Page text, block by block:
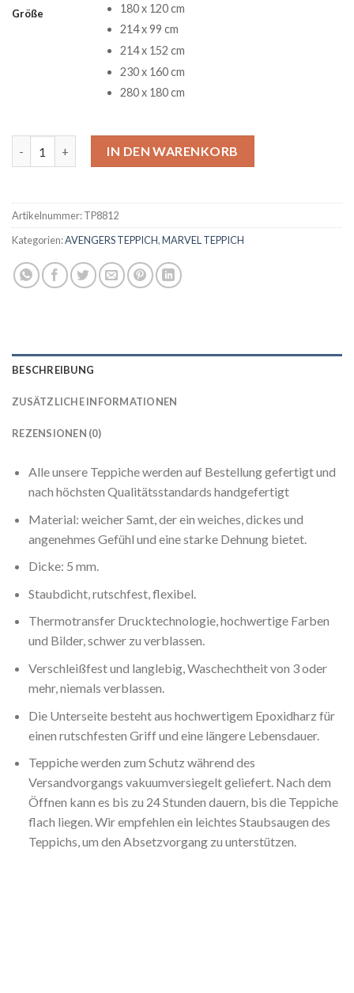
Größe
180 x 120 cm
214 x 99 cm
214 x 152 cm
230 x 160 cm
280 x 180 cm
IN DEN WARENKORB
Artikelnummer:TP8812
Kategorien:AVENGERS TEPPICH,MARVEL TEPPICH
BESCHREIBUNG
ZUSÄTZLICHE INFORMATIONEN
REZENSIONEN (0)
Alle unsere Teppiche werden auf Bestellung gefertigt und
nach höchsten Qualitätsstandards handgefertigt
Material: weicher Samt, der ein weiches, dickes und
angenehmes Gefühl und eine starke Dehnung bietet.
Dicke: 5 mm.
Staubdicht, rutschfest, flexibel.
Thermotransfer Drucktechnologie, hochwertige Farben
und Bilder, schwer zu verblassen.
Verschleißfest und langlebig, Waschechtheit von 3 oder
mehr, niemals verblassen.
Die Unterseite besteht aus hochwertigem Epoxidharz für
einen rutschfesten Griff und eine längere Lebensdauer.
Teppiche werden zum Schutz während des
Versandvorgangs vakuumversiegelt geliefert. Nach dem
Öffnen kann es bis zu 24 Stunden dauern, bis die Teppiche
flach liegen. Wir empfehlen ein leichtes Staubsaugen des
Teppichs, um den Absetzvorgang zu unterstützen.